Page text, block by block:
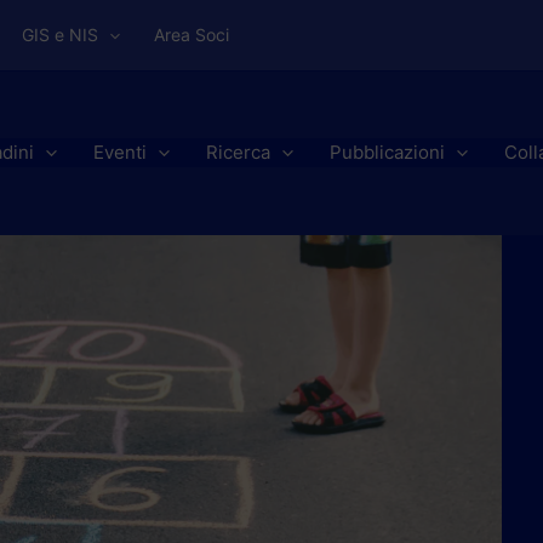
GIS e NIS Area Soci
Eventi Ricerca Pubblicazioni